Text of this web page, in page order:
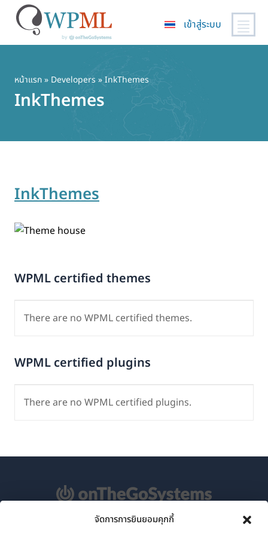
จัดการการยินยอมคุกกี้
เนื้อหา
หลัก
เข้าสู่ระบบ
หน้าแรก» Developers » InkThemes
InkThemes
InkThemes
WPML certified themes
There are no WPML certified themes.
WPML certified plugins
There are no WPML certified plugins.